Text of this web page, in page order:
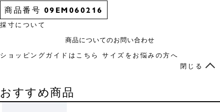
商品番号 09EM060216
採寸について
商品についてのお問い合わせ
ショッピングガイドはこちら サイズをお悩みの方へ
閉じる
おすすめ商品